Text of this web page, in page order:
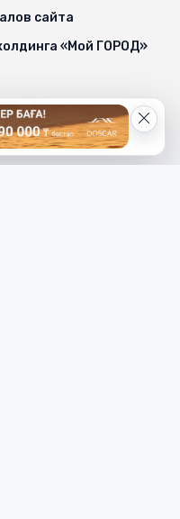
сайта
«Мой ГОРОД»